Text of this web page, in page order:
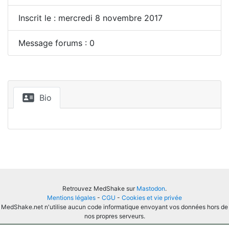
Inscrit le : mercredi 8 novembre 2017
Message forums : 0
Bio
Retrouvez MedShake sur Mastodon.
Mentions légales - CGU - Cookies et vie privée
MedShake.net n'utilise aucun code informatique envoyant vos données hors de
nos propres serveurs.